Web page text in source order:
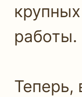
работы.
Теперь,